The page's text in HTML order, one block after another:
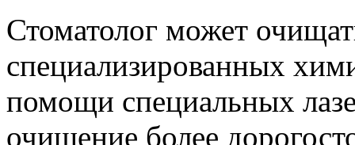
Стоматолог может
специализированных
помощи специальных
очищение более